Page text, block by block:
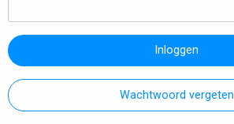
Inloggen
Wachtwoord vergeten